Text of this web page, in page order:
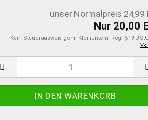
unser Normalpreis 24,99
Nur 20,00
Kein Steuerausweis gem. Kleinuntern.-Reg. §19